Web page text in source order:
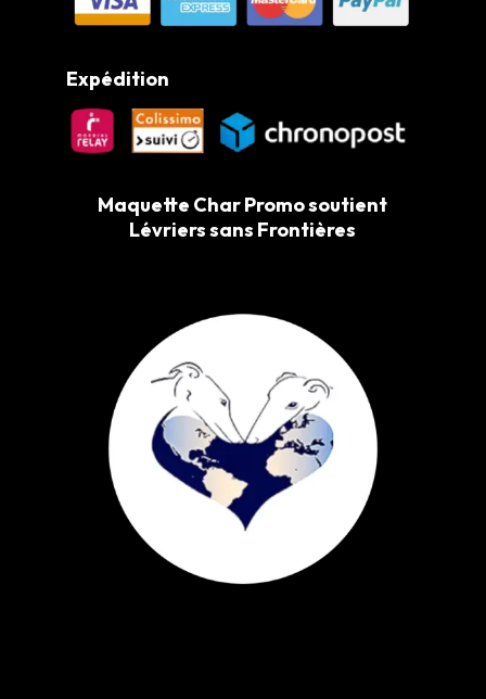
Expédition
Maquette Char Promo soutient
Lévriers sans Frontières